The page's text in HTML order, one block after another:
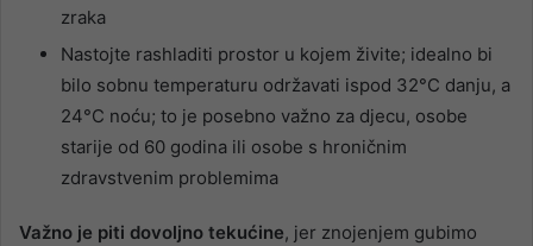
zraka
Nastojte rashladiti prostor u kojem živite; idealno bi
bilo sobnu temperaturu održavati ispod 32°C danju, a
24°C noću; to je posebno važno za djecu, osobe
starije od 60 godina ili osobe s hroničnim
zdravstvenim problemima
Važno je piti dovoljno tekućine, jer znojenjem gubimo